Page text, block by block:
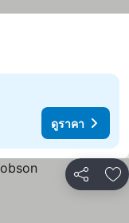
ดูราคา
แชร์ เ